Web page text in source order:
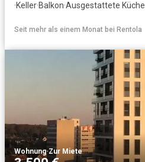
·Keller·Balkon·Ausgestattete Küche
Seit mehr als einem Monat bei Rentola
Wohnung·Zur Miete